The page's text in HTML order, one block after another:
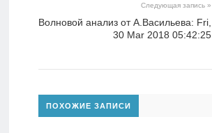
Следующая запись »
Волновой анализ от А.Васильева: Fri,
30 Mar 2018 05:42:25
ПОХОЖИЕ ЗАПИСИ